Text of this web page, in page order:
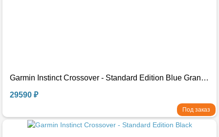
Garmin Instinct Crossover - Standard Edition Blue Granite Синий гранит
Под заказ
29590 ₽